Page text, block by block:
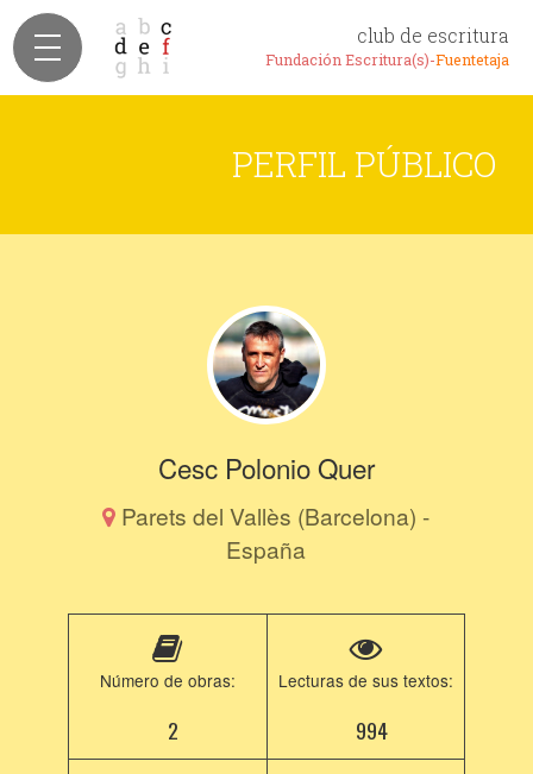
club de escritura
Fundación Escritura(s)-Fuentetaja
PERFIL PÚBLICO
Cesc Polonio Quer
Parets del Vallès (Barcelona) -
España
Número de obras:
2
Lecturas de sus textos:
994